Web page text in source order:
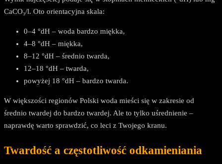
CaCO₃/l. Oto orientacyjna skala:
0–4 °dH – woda bardzo miękka,
4–8 °dH – miękka,
8–12 °dH – średnio twarda,
12–18 °dH – twarda,
powyżej 18 °dH – bardzo twarda.
W większości regionów Polski woda mieści się w zakresie od
średnio twardej do bardzo twardej. Ale to tylko uśrednienie –
naprawdę warto sprawdzić, co leci z Twojego kranu.
Twardość a częstotliwość odkamieniania